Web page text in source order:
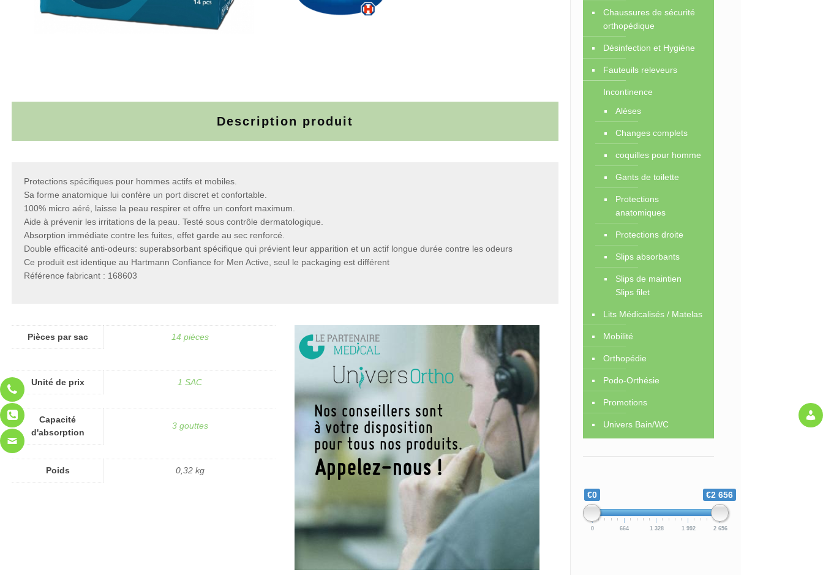
Description produit
Protections spécifiques pour hommes actifs et mobiles.
Sa forme anatomique lui confère un port discret et confortable.
100% micro aéré, laisse la peau respirer et offre un confort maximum.
Aide à prévenir les irritations de la peau. Testé sous contrôle dermatologique.
Absorption immédiate contre les fuites, effet garde au sec renforcé.
Double efficacité anti-odeurs: superabsorbant spécifique qui prévient leur apparition et un actif longue durée contre les odeurs
Ce produit est identique au Hartmann Confiance for Men Active, seul le packaging est différent
Référence fabricant : 168603
Pièces par sac 14 pièces
Unité de prix 1 SAC
Capacité
d'absorption
3 gouttes
Poids 0,32 kg
Chaussures de sécurité
orthopédique
Désinfection et Hygiène
Fauteuils releveurs
Incontinence
Alèses
Changes complets
coquilles pour homme
Gants de toilette
Protections
anatomiques
Protections droite
Slips absorbants
Slips de maintien
Slips filet
Lits Médicalisés / Matelas
Mobilité
Orthopédie
Podo-Orthésie
Promotions
Univers Bain/WC
€0 €2 656
0 664 1 328 1 992 2 656